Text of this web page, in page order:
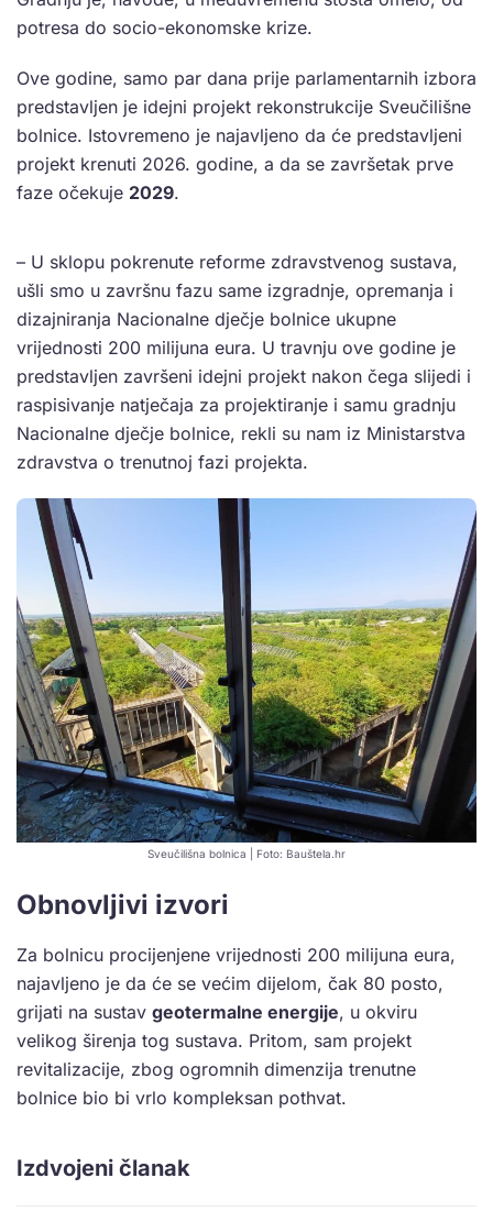
potresa do socio-ekonomske krize.
Ove godine, samo par dana prije parlamentarnih izbora
predstavljen je idejni projekt rekonstrukcije Sveučilišne
bolnice. Istovremeno je najavljeno da će predstavljeni
projekt krenuti 2026. godine, a da se završetak prve
faze očekuje 2029.
– U sklopu pokrenute reforme zdravstvenog sustava,
ušli smo u završnu fazu same izgradnje, opremanja i
dizajniranja Nacionalne dječje bolnice ukupne
vrijednosti 200 milijuna eura. U travnju ove godine je
predstavljen završeni idejni projekt nakon čega slijedi i
raspisivanje natječaja za projektiranje i samu gradnju
Nacionalne dječje bolnice, rekli su nam iz Ministarstva
zdravstva o trenutnoj fazi projekta.
Sveučilišna bolnica | Foto: Bauštela.hr
Obnovljivi izvori
Za bolnicu procijenjene vrijednosti 200 milijuna eura,
najavljeno je da će se većim dijelom, čak 80 posto,
grijati na sustav geotermalne energije, u okviru
velikog širenja tog sustava. Pritom, sam projekt
revitalizacije, zbog ogromnih dimenzija trenutne
bolnice bio bi vrlo kompleksan pothvat.
Izdvojeni članak